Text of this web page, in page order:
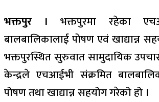
भक्तपुर । भक्तपुरमा रहेका
बालबालिकालाई पोषण एवं खाद्यान्न
भक्तपुरस्थित सुरुवात सामुदायिक
केन्द्रले एचआईभी संक्रमित
पोषण तथा खाद्यान्न सहयोग गरेको हो ।